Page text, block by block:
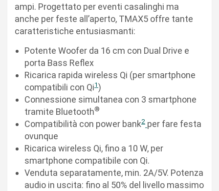
ampi. Progettato per eventi casalinghi ma
anche per feste all’aperto, TMAX5 offre tante
caratteristiche entusiasmanti:
Potente Woofer da 16 cm con Dual Drive e
porta Bass Reflex
Ricarica rapida wireless Qi (per smartphone
compatibili con Qi1)
Connessione simultanea con 3 smartphone
tramite Bluetooth®
Compatibilità con power bank2 per fare festa
ovunque
Ricarica wireless Qi, fino a 10 W, per
smartphone compatibile con Qi.
Venduta separatamente, min. 2A/5V. Potenza
audio in uscita: fino al 50% del livello massimo